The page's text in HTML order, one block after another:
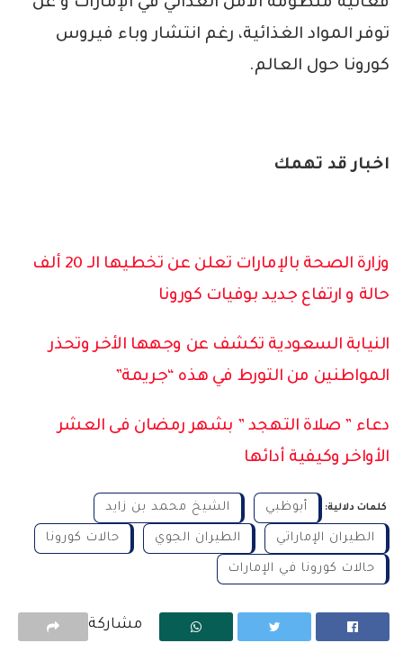
توفر المواد الغذائية، رغم انتشار وباء فيروس
كورونا حول العالم.
اخبار قد تهمك
وزارة الصحة بالإمارات تعلن عن تخطيها الـ 20 ألف
حالة و ارتفاع جديد بوفيات كورونا
النيابة السعودية تكشف عن وجهها الأخر وتحذر
المواطنين من التورط في هذه “جريمة”
دعاء ” صلاة التهجد ” بشهر رمضان فى العشر
الأواخر وكيفية أدائها
كلمات دلالية: أبوظبي الشيخ محمد بن زايد
الطيران الإماراتي الطيران الجوي حالات كورونا
حالات كورونا في الإمارات
مشاركة